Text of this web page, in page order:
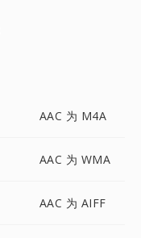
AAC 为 M4A
AAC 为 WMA
AAC 为 AIFF